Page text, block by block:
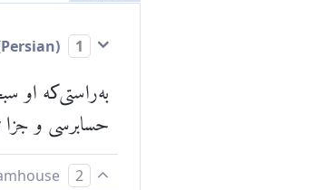
1
به‌راستی‌که او
حسابرسی و
2